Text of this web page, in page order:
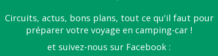
Circuits, actus, bons plans, tout ce qu'il faut pour
préparer votre voyage en camping-car !
et suivez-nous sur Facebook :